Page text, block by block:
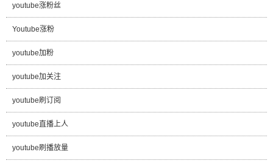
youtube涨粉丝
Youtube涨粉
youtube加粉
youtube加关注
youtube刷订阅
youtube直播上人
youtube刷播放量